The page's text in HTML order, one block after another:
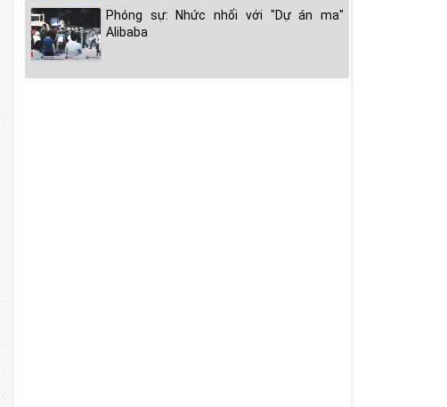
Phóng sự: Nhức nhối với "Dự án ma"
Alibaba